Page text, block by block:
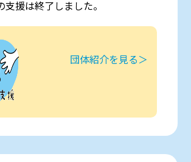
援は終了しました。
団体紹介を見る＞